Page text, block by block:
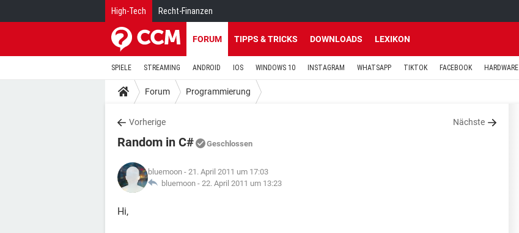
High-Tech Recht-Finanzen
FORUM TIPPS & TRICKS DOWNLOADS LEXIKON
SPIELE STREAMING ANDROID IOS WINDOWS 10 INSTAGRAM WHATSAPP TIKTOK FACEBOOK HARDWARE
Forum Programmierung
Vorherige Nächste
Random in C# Geschlossen
bluemoon - 21. April 2011 um 17:03
bluemoon - 22. April 2011 um 13:23
Hi,